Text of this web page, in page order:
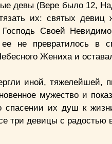
девы (Вере было 12,
их: святых
Своей
не превратилось в
Жениха и
иной, тяжелейшей,
мужество и
спасении их душ к
три девицы с радостью